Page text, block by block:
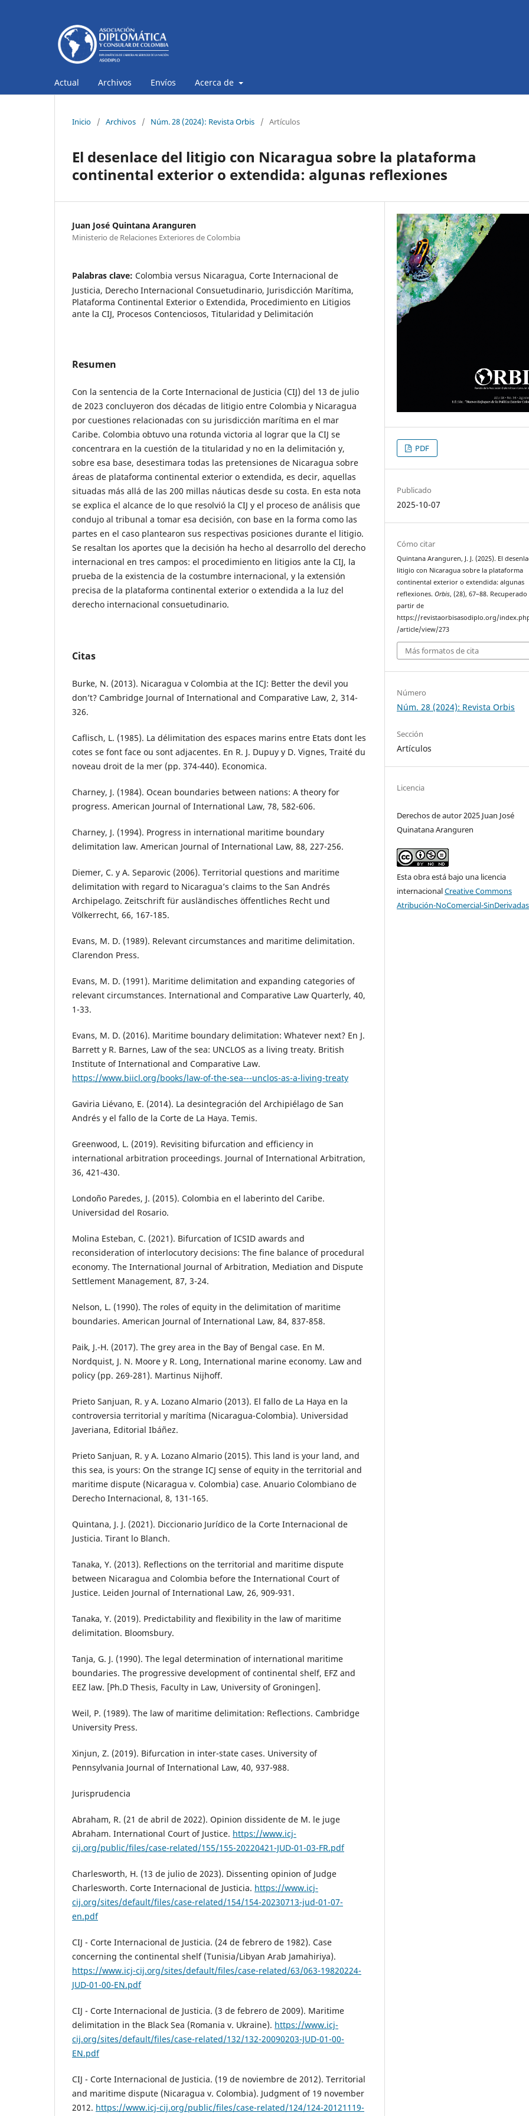
Actual Archivos Envíos Acerca de
Inicio / Archivos / Núm. 28 (2024): Revista Orbis / Artículos
El desenlace del litigio con Nicaragua sobre la plataforma
continental exterior o extendida: algunas reflexiones
Juan José Quintana Aranguren
Ministerio de Relaciones Exteriores de Colombia
Palabras clave: Colombia versus Nicaragua, Corte Internacional de
Justicia, Derecho Internacional Consuetudinario, Jurisdicción Marítima,
Plataforma Continental Exterior o Extendida, Procedimiento en Litigios
ante la CIJ, Procesos Contenciosos, Titularidad y Delimitación
Resumen
Con la sentencia de la Corte Internacional de Justicia (CIJ) del 13 de julio
de 2023 concluyeron dos décadas de litigio entre Colombia y Nicaragua
por cuestiones relacionadas con su jurisdicción marítima en el mar
Caribe. Colombia obtuvo una rotunda victoria al lograr que la CIJ se
concentrara en la cuestión de la titularidad y no en la delimitación y,
sobre esa base, desestimara todas las pretensiones de Nicaragua sobre
áreas de plataforma continental exterior o extendida, es decir, aquellas
situadas más allá de las 200 millas náuticas desde su costa. En esta nota
se explica el alcance de lo que resolvió la CIJ y el proceso de análisis que
condujo al tribunal a tomar esa decisión, con base en la forma como las
partes en el caso plantearon sus respectivas posiciones durante el litigio.
Se resaltan los aportes que la decisión ha hecho al desarrollo del derecho
internacional en tres campos: el procedimiento en litigios ante la CIJ, la
prueba de la existencia de la costumbre internacional, y la extensión
precisa de la plataforma continental exterior o extendida a la luz del
derecho internacional consuetudinario.
Citas
Burke, N. (2013). Nicaragua v Colombia at the ICJ: Better the devil you
don’t? Cambridge Journal of International and Comparative Law, 2, 314-
326.
Caflisch, L. (1985). La délimitation des espaces marins entre Etats dont les
cotes se font face ou sont adjacentes. En R. J. Dupuy y D. Vignes, Traité du
noveau droit de la mer (pp. 374-440). Economica.
Charney, J. (1984). Ocean boundaries between nations: A theory for
progress. American Journal of International Law, 78, 582-606.
Charney, J. (1994). Progress in international maritime boundary
delimitation law. American Journal of International Law, 88, 227-256.
Diemer, C. y A. Separovic (2006). Territorial questions and maritime
delimitation with regard to Nicaragua’s claims to the San Andrés
Archipelago. Zeitschrift für ausländisches öffentliches Recht und
Völkerrecht, 66, 167-185.
Evans, M. D. (1989). Relevant circumstances and maritime delimitation.
Clarendon Press.
Evans, M. D. (1991). Maritime delimitation and expanding categories of
relevant circumstances. International and Comparative Law Quarterly, 40,
1-33.
Evans, M. D. (2016). Maritime boundary delimitation: Whatever next? En J.
Barrett y R. Barnes, Law of the sea: UNCLOS as a living treaty. British
Institute of International and Comparative Law.
https://www.biicl.org/books/law-of-the-sea---unclos-as-a-living-treaty
Gaviria Liévano, E. (2014). La desintegración del Archipiélago de San
Andrés y el fallo de la Corte de La Haya. Temis.
Greenwood, L. (2019). Revisiting bifurcation and efficiency in
international arbitration proceedings. Journal of International Arbitration,
36, 421-430.
Londoño Paredes, J. (2015). Colombia en el laberinto del Caribe.
Universidad del Rosario.
Molina Esteban, C. (2021). Bifurcation of ICSID awards and
reconsideration of interlocutory decisions: The fine balance of procedural
economy. The International Journal of Arbitration, Mediation and Dispute
Settlement Management, 87, 3-24.
Nelson, L. (1990). The roles of equity in the delimitation of maritime
boundaries. American Journal of International Law, 84, 837-858.
Paik, J.-H. (2017). The grey area in the Bay of Bengal case. En M.
Nordquist, J. N. Moore y R. Long, International marine economy. Law and
policy (pp. 269-281). Martinus Nijhoff.
Prieto Sanjuan, R. y A. Lozano Almario (2013). El fallo de La Haya en la
controversia territorial y marítima (Nicaragua-Colombia). Universidad
Javeriana, Editorial Ibáñez.
Prieto Sanjuan, R. y A. Lozano Almario (2015). This land is your land, and
this sea, is yours: On the strange ICJ sense of equity in the territorial and
maritime dispute (Nicaragua v. Colombia) case. Anuario Colombiano de
Derecho Internacional, 8, 131-165.
Quintana, J. J. (2021). Diccionario Jurídico de la Corte Internacional de
Justicia. Tirant lo Blanch.
Tanaka, Y. (2013). Reflections on the territorial and maritime dispute
between Nicaragua and Colombia before the International Court of
Justice. Leiden Journal of International Law, 26, 909-931.
Tanaka, Y. (2019). Predictability and flexibility in the law of maritime
delimitation. Bloomsbury.
Tanja, G. J. (1990). The legal determination of international maritime
boundaries. The progressive development of continental shelf, EFZ and
EEZ law. [Ph.D Thesis, Faculty in Law, University of Groningen].
Weil, P. (1989). The law of maritime delimitation: Reflections. Cambridge
University Press.
Xinjun, Z. (2019). Bifurcation in inter-state cases. University of
Pennsylvania Journal of International Law, 40, 937-988.
Jurisprudencia
Abraham, R. (21 de abril de 2022). Opinion dissidente de M. le juge
Abraham. International Court of Justice. https://www.icj-
cij.org/public/files/case-related/155/155-20220421-JUD-01-03-FR.pdf
Charlesworth, H. (13 de julio de 2023). Dissenting opinion of Judge
Charlesworth. Corte Internacional de Justicia. https://www.icj-
cij.org/sites/default/files/case-related/154/154-20230713-jud-01-07-
en.pdf
CIJ - Corte Internacional de Justicia. (24 de febrero de 1982). Case
concerning the continental shelf (Tunisia/Libyan Arab Jamahiriya).
https://www.icj-cij.org/sites/default/files/case-related/63/063-19820224-
JUD-01-00-EN.pdf
CIJ - Corte Internacional de Justicia. (3 de febrero de 2009). Maritime
delimitation in the Black Sea (Romania v. Ukraine). https://www.icj-
cij.org/sites/default/files/case-related/132/132-20090203-JUD-01-00-
EN.pdf
CIJ - Corte Internacional de Justicia. (19 de noviembre de 2012). Territorial
and maritime dispute (Nicaragua v. Colombia). Judgment of 19 november
2012. https://www.icj-cij.org/public/files/case-related/124/124-20121119-
PDF
Publicado
2025-10-07
Cómo citar
Quintana Aranguren, J. J. (2025). El
litigio con Nicaragua sobre la plataforma
continental exterior o extendida: algunas
reflexiones.Orbis, (28), 67–88. Recuperado
partir de
https://revistaorbisasodiplo.org/
/article/view/273
Más formatos de cita
Número
Núm. 28 (2024): Revista Orbis
Sección
Artículos
Licencia
Derechos de autor 2025 Juan José
Quinatana Aranguren
Esta obra está bajo una licencia
internacionalCreative Commons
Atribución-NoComercial-